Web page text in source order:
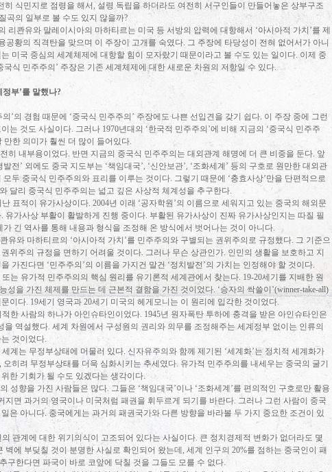
히 식민지로 점령을 해서, 설령 독립을 하더라도 여전히 서구인들이 만들어놓은 상부구조
질곡의 일부로 볼 수도 있지 않을까?
리콴유와 말레이시아의 마하티르는 미국 등 서방의 압력에 대항해서 ‘아시아적 가치 ’를 제
공황의 직격탄을 맞으며 이 주장이 고개를 숙였다. 그 주장에 타당성이 전혀 없어서가 아니
미국 중심의 세계체제에 대항할 힘이 모자랐기 때문이라고 볼 수도 있는 일이다. 이제 중
국식 민주주의 ’ 주장은 기존 세계체제에 대한 새로운 차원의 저항일 수 있다.
정부’를 말했나?
’의 경험 때문에 ‘중국식 민주주의 ’ 주장에도 나쁜 선입견을 갖기 쉽다. 이 주장 중에 그런
는 것도 사실이다. 그러나 1970년대의 ‘한국적 민주주의 ’에 비해 지금의 ‘중국식 민주주
만한 의미가 훨씬 더 많이 들어있다.
히 내부용이었다. 반면 지금의 중국식 민주주의는 대외관계 해명에 더 큰 비중을 둔다. 앞
발전 ’ 외에도 중국 지도부는 ‘책임대국’, ‘신안보관’, ‘조화세계 ’ 등의 구호로 원만한 대외관
모두 중국식 민주주의와 표리를 이루는 것이다. 그렇기 때문에 ‘충효사상’만을 단편적으로
달리 중국식 민주주의는 넓고 깊은 사상적 체계성을 추구한다.
표적이 유가사상이다. 2004년 이래 ‘공자학원 ’의 이름으로 세워지고 있는 중국의 해외문
. 유가사상 부활이 활발하게 진행 중이다. 부활된 유가사상이 진짜 유가사상인지는 따질 필
가 긴 역사를 통해 내용과 형식을 조정해 온 방식에서 벗어나는 것이 아니다.
유와 마하티르의 ‘아시아적 가치 ’를 민주주의와 구별되는 권위주의로 규정했다. 그 기준으
위주의 규정을 면하기 어려울 것이다. 그러나 무슨 상관인가. 인민의 생활을 보호하고 지
가진다면 ‘민주주의 ’의 이름을 가지건 말건 ‘정치발전 ’의 가치는 인정해야 할 것이다.
는 유가적 민주주의의 핵심 원리를 유기론적 세계관에서 찾는다. 19-20세기를 지배한 원
성을 가진 체제를 만드는 데 근본적 결함을 가진 것이었다. ‘승자의 싹쓸이 ’(winner-take-all)
이다. 19세기 영국과 20세기 미국의 헤게모니는 이 원리에 입각한 것이었다.
한 사람의 하나가 아인슈타인이었다. 1945년 원자폭탄 투하에 충격을 받은 아인슈타인은
을 역설했다. 세계 차원에서 구성원의 권리와 의무를 조정해주는 세계정부 없이는 인류의
것이었다.
계는 무정부상태에 머물러 있다. 신자유주의와 함께 제기된 ‘세계화’는 정치적 세계화가
, 오히려 무정부상태를 더욱 심화시키는 추세였다. 유가적 민주주의를 내세우는 중국의 굴기
한 기회가 될 수도 있겠다는 생각이다.
성향을 가진 사람들은 많다. 그들은 ‘책임대국’이나 ‘조화세계 ’를 편의적인 구호로만 활용
지면 과거의 영국이나 미국처럼 패권을 휘두르게 되기를 바란다. 그러나 그런 사람이 중국
은 아니다. 중국에게는 과거의 패권국가와 다른 방향을 바라볼 두 가지 중요한 조건이 있
관계에 대한 위기의식이 고조되어 있다는 사실이다. 큰 정치경제적 변화가 없더라도 몇
벽에 부딪칠 것이 분명한 사실로 확인되어 왔는데 , 세계 인구의 20%를 점하는 중국인이 패
구한다면 파국이 바로 코앞에 닥칠 것을 그들도 모를 수 없다.